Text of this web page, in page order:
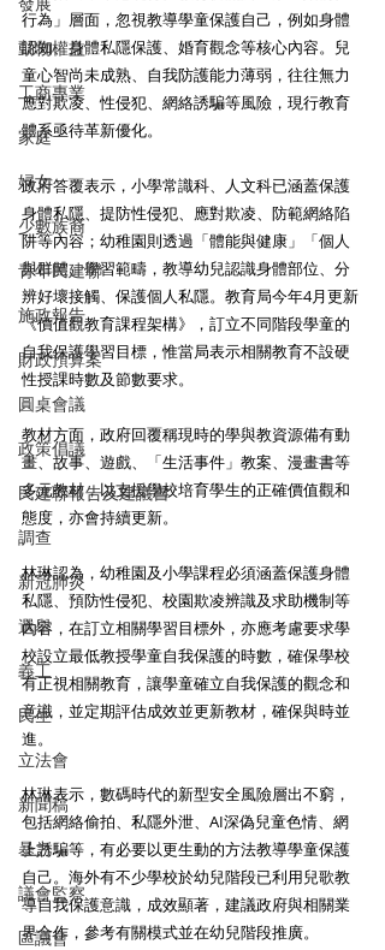
動物權益
工商專業
家庭
婦女
少數族裔
青年民建聯
施政報告
財政預算案
圓桌會議
政策倡議
民建聯報告及建議書
調查
新冠肺炎
選舉
義工
民生
立法會
新聞稿
暴力
議會監察
區議會
行為」層面，忽視教導學童保護自己，例如身體
認知、身體私隱保護、婚育觀念等核心內容。兒
童心智尚未成熟、自我防護能力薄弱，往往無力
應對欺凌、性侵犯、網絡誘騙等風險，現行教育
體系亟待革新優化。
政府答覆表示，小學常識科、人文科已涵蓋保護
身體私隱、提防性侵犯、應對欺凌、防範網絡陷
阱等內容；幼稚園則透過「體能與健康」「個人
與群體」學習範疇，教導幼兒認識身體部位、分
辨好壞接觸、保護個人私隱。教育局今年4月更新
《價值觀教育課程架構》，訂立不同階段學童的
自我保護學習目標，惟當局表示相關教育不設硬
性授課時數及節數要求。
教材方面，政府回覆稱現時的學與教資源備有動
畫、故事、遊戲、「生活事件」教案、漫畫書等
多元教材，以支援學校培育學生的正確價值觀和
態度，亦會持續更新。
林琳認為，幼稚園及小學課程必須涵蓋保護身體
私隱、預防性侵犯、校園欺凌辨識及求助機制等
內容，在訂立相關學習目標外，亦應考慮要求學
校設立最低教授學童自我保護的時數，確保學校
有正視相關教育，讓學童確立自我保護的觀念和
意識，並定期評估成效並更新教材，確保與時並
進。
林琳表示，數碼時代的新型安全風險層出不窮，
包括網絡偷拍、私隱外泄、AI深偽兒童色情、網
上誘騙等，有必要以更生動的方法教導學童保護
自己。海外有不少學校於幼兒階段已利用兒歌教
導自我保護意識，成效顯著，建議政府與相關業
界合作，參考有關模式並在幼兒階段推廣。